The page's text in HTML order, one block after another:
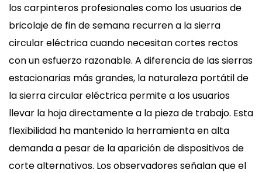
los carpinteros profesionales como los usuarios de
bricolaje de fin de semana recurren a la sierra
circular eléctrica cuando necesitan cortes rectos
con un esfuerzo razonable. A diferencia de las sierras
estacionarias más grandes, la naturaleza portátil de
la sierra circular eléctrica permite a los usuarios
llevar la hoja directamente a la pieza de trabajo. Esta
flexibilidad ha mantenido la herramienta en alta
demanda a pesar de la aparición de dispositivos de
corte alternativos. Los observadores señalan que el